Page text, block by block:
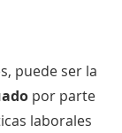
puede ser la
por parte
laborales